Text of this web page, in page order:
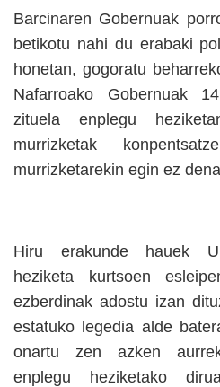
Barcinaren Gobernuak
betikotu nahi du erabaki
honetan, gogoratu
Nafarroako Gobernuak
zituela enplegu
murrizketak
murrizketarekin egin ez
Hiru erakunde hauek
heziketa kurtsoen
ezberdinak adostu izan
estatuko legedia alde
onartu zen azken
enplegu heziketako